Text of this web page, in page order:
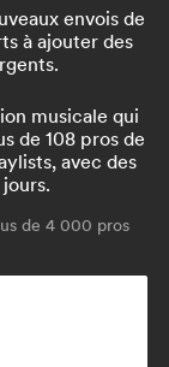
envois de
à ajouter des
musicale qui
de 108 pros de
avec des
de 4 000 pros